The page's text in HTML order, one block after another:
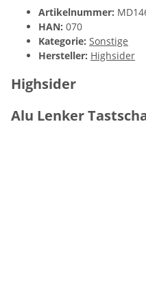
Artikelnummer:
HAN: 070
Kategorie: Sonstige
Hersteller: Highsider
Highsider
Alu Lenker